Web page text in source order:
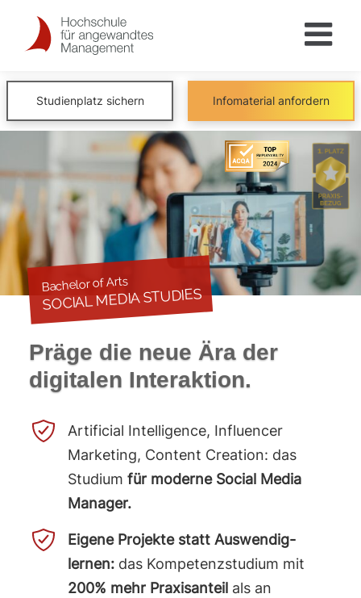
Studienplatz sichern Infomaterial anfordern
Bachelor of Arts
SOCIAL MEDIA STUDIES
Präge die neue Ära der
digitalen Interaktion.
Artificial Intelligence, Influencer
Marketing, Content Creation: das
Studium für moderne Social Media
Manager.
Eigene Projekte statt Auswendig­
lernen:das Kompetenz­studium mit
200% mehr Praxisanteilals an